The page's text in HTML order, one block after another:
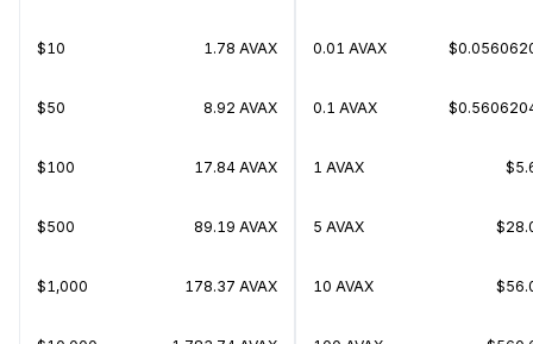
$10 1.78 AVAX
$50 8.92 AVAX
$100 17.84 AVAX
$500 89.19 AVAX
$1,000 178.37 AVAX
0.01 AVAX
0.1 AVAX
1 AVAX
5 AVAX
10 AVAX